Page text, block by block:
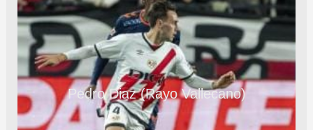
Pedro Diaz (Rayo Vallecano)